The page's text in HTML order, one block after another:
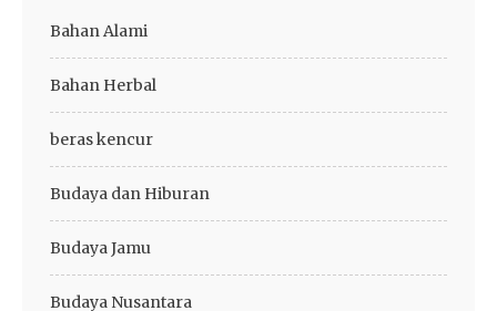
Bahan Alami
Bahan Herbal
beras kencur
Budaya dan Hiburan
Budaya Jamu
Budaya Nusantara